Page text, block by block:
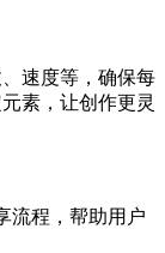
速度等，确保每
素，让创作更灵
流程，帮助用户